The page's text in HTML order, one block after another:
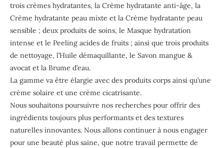
trois crèmes hydratantes, la Crème hydratante anti-âge, la
Crème hydratante peau mixte et la Crème hydratante peau
sensible ; deux produits de soins, le Masque hydratation
intense et le Peeling acides de fruits ; ainsi que trois produits
de nettoyage, l’Huile démaquillante, le Savon mangue &
avocat et la Brume d’eau.
La gamme va être élargie avec des produits corps ainsi qu’une
crème solaire et une crème cicatrisante.
Nous souhaitons poursuivre nos recherches pour offrir des
ingrédients toujours plus performants et des textures
naturelles innovantes. Nous allons continuer à nous engager
pour une beauté plus saine, que notre travail permette de